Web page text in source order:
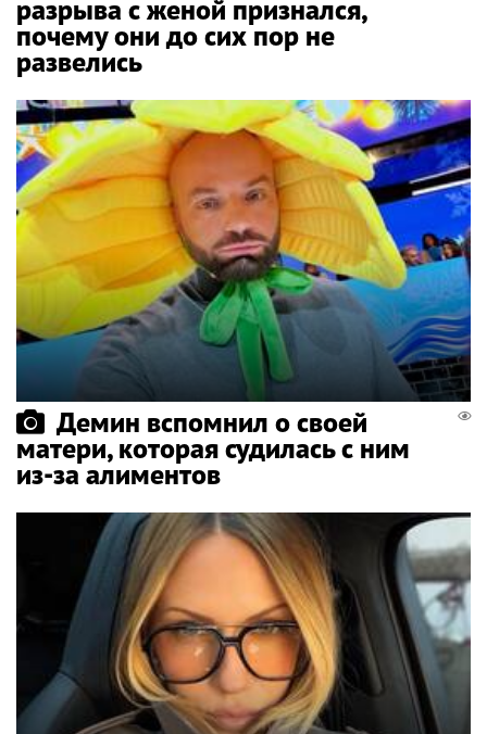
разрыва с женой признался,
почему они до сих пор не
развелись
Демин вспомнил о своей
матери, которая судилась с ним
из-за алиментов